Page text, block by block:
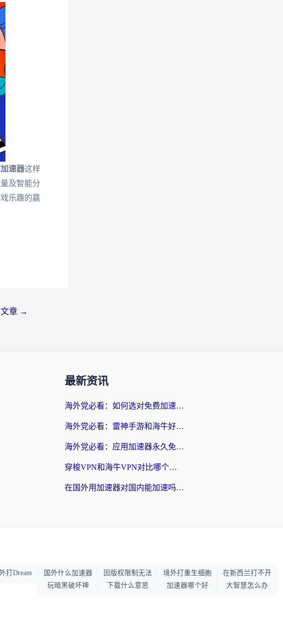
速器这样
及智能分
乐趣的赢
章 →
最新资讯
海外党必看：如何选对免费加速器，无缝访问国内资源不踩坑？
海外党必看：雷神手游和海牛好用吗？+3款热门加速器实测对比，附番茄加速器无缝回国指南
海外党必看：应用加速器永久免费版真的存在吗？教你选对回国加速器无缝刷国内资源
穿梭VPN和海牛VPN对比哪个回国效果更好？海外华人亲测3款热门加速器+避坑指南
在国外用加速器对国内能加速吗？海外党亲测有效的无缝访问指南
打Dream
国外什么加速器
玩暗黑破坏神
因版权限制无法
下载什么意思
境外打重生细胞
加速器哪个好
在新西兰打不开
大智慧怎么办